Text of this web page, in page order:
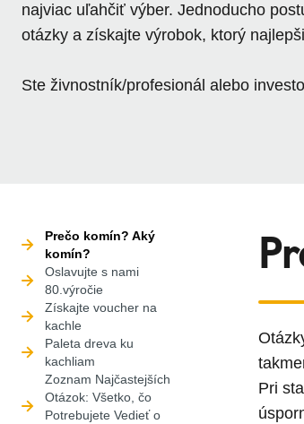
najviac uľahčiť výber. Jednoducho
otázky a získajte výrobok, ktorý
Ste živnostník/profesionál alebo
Prečo komín? Aký
komín?
Oslavujte s nami
80.výročie
Získajte voucher na
kachle
Paleta dreva ku
kachliam
Zoznam Najčastejších
Otázok: Všetko, čo
Potrebujete Vedieť o
Pri